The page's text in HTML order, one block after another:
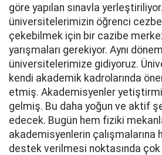
göre yapılan sınavla yerleştiriliyor.
üniversitelerimizin öğrenci
çekebilmek için bir cazibe
yarışmaları gerekiyor. Aynı
üniversitelerimize gidiyoruz.
kendi akademik kadrolarında
etmiş. Akademisyenler
gelmiş. Bu daha yoğun ve aktif
edecek. Bugün hem fiziki
akademisyenlerin çalışmalarına
destek verilmesi noktasında çok